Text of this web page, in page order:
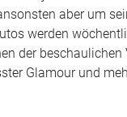
aber um
werden
der
Glamour und